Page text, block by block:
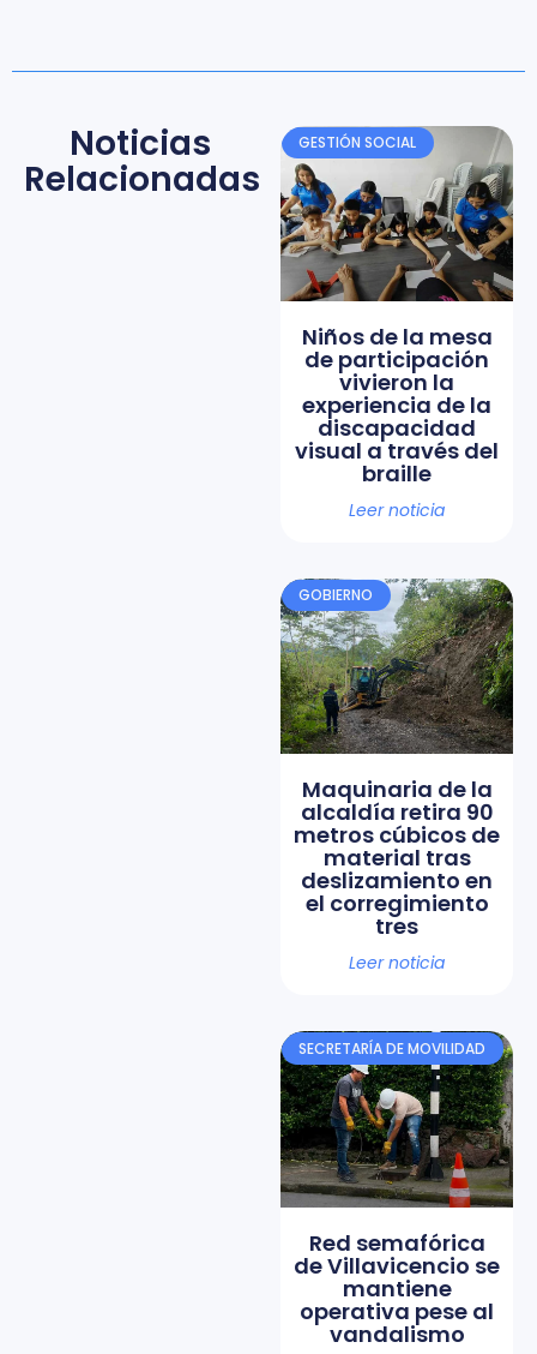
Noticias
Relacionadas
GESTIÓN SOCIAL
Niños de la mesa
de participación
vivieron la
experiencia de la
discapacidad
visual a través del
braille
Leer noticia
GOBIERNO
Maquinaria de la
alcaldía retira 90
metros cúbicos de
material tras
deslizamiento en
el corregimiento
tres
Leer noticia
SECRETARÍA DE MOVILIDAD
Red semafórica
de Villavicencio se
mantiene
operativa pese al
vandalismo